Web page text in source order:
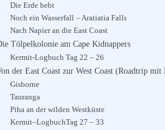
Die Erde bebt
Noch ein Wasserfall – Aratiatia Falls
Nach Napier an die East Coast
Tölpelkolonie am Cape Kidnappers
Kermit-Logbuch Tag 22 – 26
der East Coast zur West Coast (Roadtrip
Gisborne
Tauranga
Piha an der wilden Westküste
Kermit–LogbuchTag 27 – 33